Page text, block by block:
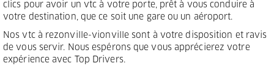
clics pour avoir un vtc à votre porte, prêt à vous conduire à
votre destination, que ce soit une gare ou un aéroport.
Nos vtc à rezonville-vionville sont à votre disposition et ravis
de vous servir. Nous espérons que vous apprécierez votre
expérience avec Top Drivers.